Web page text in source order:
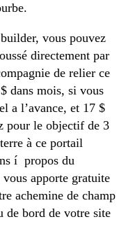
vous pouvez
directement par
de relier ce
dans mois, si vous
a l’avance, et 17 $
pour le objectif de 3
à ce portail
í propos du
apporte gratuite
achemine de champ
de bord de votre site